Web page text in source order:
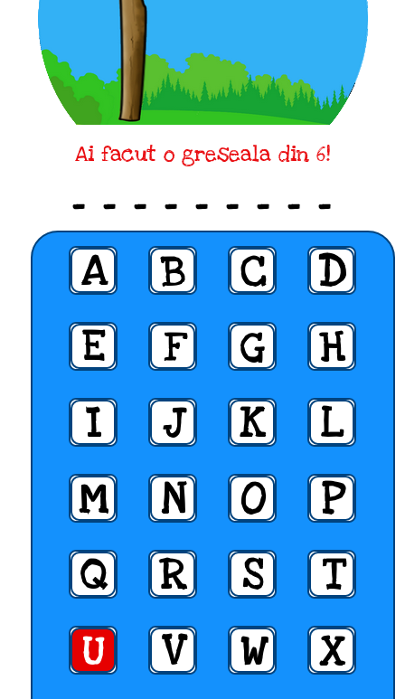
Ai facut o greseala din 6!
_ _ _ _ _ _ _ _ _
A B C
D
E
F G
H
I
J K
L
M
N O
P
Q
R S
T
U
V W
X